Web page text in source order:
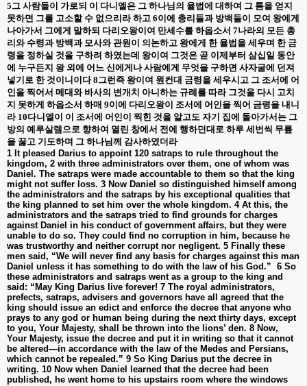
5그 사람들이 가로되 이 다니엘은 그 하나님의 율법에 대하여 그 틈을 얻지
못하면 그를 고소할 수 없으리라 하고 6이에 총리들과 방백들이 모여 왕에게
나아가서 그에게 말하되 다리오왕이여 만세수를 하옵소서 7나라의 모든 총
리와 수령과 방백과 모사와 관원이 의논하고 왕에게 한 율법을 세우며 한 금
령을 정하실 것을 구하려 하였는데 왕이여 그것은 곧 이제부터 삼십일 동안
에 누구든지 왕 외에 어느 신에게나 사람에게 무엇을 구하면 사자굴에 던져
넣기로 한 것이니이다8그런즉 왕이여 원컨대 금령을 세우시고 그 조서에 어
인을 찍어서 메대와 바사의 변개치 아니하는 규례를 따라 그것을 다시 고치
지 못하게 하옵소서 하매 9이에 다리오왕이 조서에 어인을 찍어 금령을 내니
라10다니엘이 이 조서에 어인이 찍힌 것을 알고도 자기 집에 돌아가서는 그
방의 예루살렘으로 향하여 열린 창에서 전에 행하던대로 하루 세번씩 무릎
을 꿇고 기도하며 그 하나님께 감사하였더라
1 It pleased Darius to appoint 120 satraps to rule throughout the
kingdom, 2 with three administrators over them, one of whom was
Daniel. The satraps were made accountable to them so that the king
might not suffer loss. 3 Now Daniel so distinguished himself among
the administrators and the satraps by his exceptional qualities that
the king planned to set him over the whole kingdom. 4 At this, the
administrators and the satraps tried to find grounds for charges
against Daniel in his conduct of government affairs, but they were
unable to do so. They could find no corruption in him, because he
was trustworthy and neither corrupt nor negligent. 5 Finally these
men said, “We will never find any basis for charges against this man
Daniel unless it has something to do with the law of his God.” 6 So
these administrators and satraps went as a group to the king and
said: “May King Darius live forever! 7 The royal administrators,
prefects, satraps, advisers and governors have all agreed that the
king should issue an edict and enforce the decree that anyone who
prays to any god or human being during the next thirty days, except
to you, Your Majesty, shall be thrown into the lions’ den. 8 Now,
Your Majesty, issue the decree and put it in writing so that it cannot
be altered—in accordance with the law of the Medes and Persians,
which cannot be repealed.” 9 So King Darius put the decree in
writing. 10 Now when Daniel learned that the decree had been
published, he went home to his upstairs room where the windows